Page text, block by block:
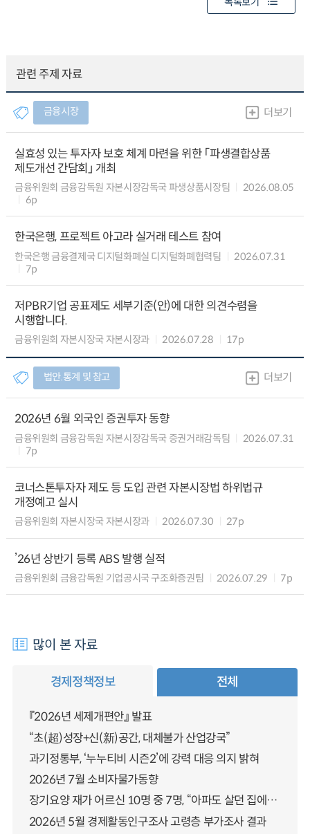
관련 주제 자료
금융시장 더보기
실효성 있는 투자자 보호 체계 마련을 위한 「파생결합상품
제도개선 간담회」 개최
금융위원회 금융감독원 자본시장감독국 파생상품시장팀
2026.08.05
6p
한국은행, 프로젝트 아고라 실거래 테스트 참여
한국은행 금융결제국 디지털화폐실 디지털화폐협력팀
2026.07.31
7p
저PBR기업 공표제도 세부기준(안)에 대한 의견수렴을
시행합니다.
금융위원회 자본시장국 자본시장과 2026.07.28 17p
법안.통계 및 참고 더보기
2026년 6월 외국인 증권투자 동향
금융위원회 금융감독원 자본시장감독국 증권거래감독팀
2026.07.31
7p
코너스톤투자자 제도 등 도입 관련 자본시장법 하위법규
개정예고 실시
금융위원회 자본시장국 자본시장과 2026.07.30 27p
’26년 상반기 등록 ABS 발행 실적
금융위원회 금융감독원 기업공시국 구조화증권팀 2026.07.29 7p
많이 본 자료
경제정책정보 전체
『2026년 세제개편안』 발표
“초(超)성장+신(新)공간, 대체불가 산업강국”
과기정통부, ‘누누티비 시즌2’에 강력 대응 의지 밝혀
2026년 7월 소비자물가동향
장기요양 재가 어르신 10명 중 7명, “아파도 살던 집에서 살겠다” 「2025년 장기요양실태조사」 결과 발표
2026년 5월 경제활동인구조사 고령층 부가조사 결과